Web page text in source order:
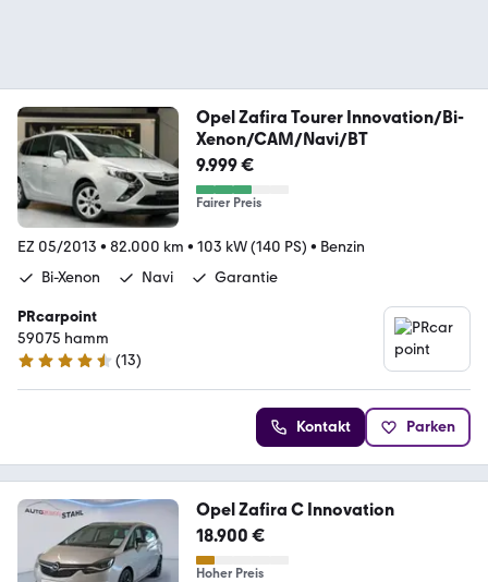
Opel Zafira Tourer Innovation/Bi-
Xenon/CAM/Navi/BT
9.999 €
Fairer Preis
EZ 05/2013 • 82.000 km • 103 kW (140 PS) • Benzin
Bi-Xenon
Navi Garantie
PRcarpoint
59075 hamm
4.5 Sterne
(13)
Kontakt Parken
Opel Zafira C Innovation
18.900 €
Hoher Preis